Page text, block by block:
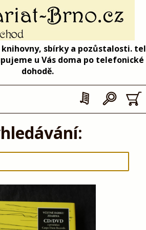
sbírky a pozůstalosti. tel
u Vás doma po telefonické
dohodě.